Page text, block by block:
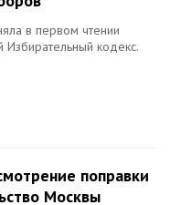
в первом чтении
Избирательный кодекс.
поправки
Москвы